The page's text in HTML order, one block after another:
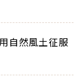
自然風土征服